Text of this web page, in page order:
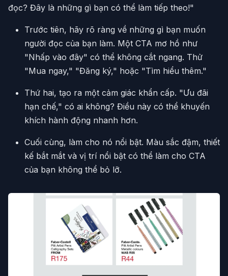
đọc? Đây là những gì bạn có thể làm tiếp theo!"
Trước tiên, hãy rõ ràng về những gì bạn muốn
người đọc của bạn làm. Một CTA mơ hồ như
"Nhấp vào đây" có thể không cắt ngang. Thử
"Mua ngay," "Đăng ký," hoặc "Tìm hiểu thêm."
Thứ hai, tạo ra một cảm giác khẩn cấp. "Ưu đãi
hạn chế," có ai không? Điều này có thể khuyến
khích hành động nhanh hơn.
Cuối cùng, làm cho nó nổi bật. Màu sắc đậm, thiết
kế bắt mắt và vị trí nổi bật có thể làm cho CTA
của bạn không thể bỏ lỡ.